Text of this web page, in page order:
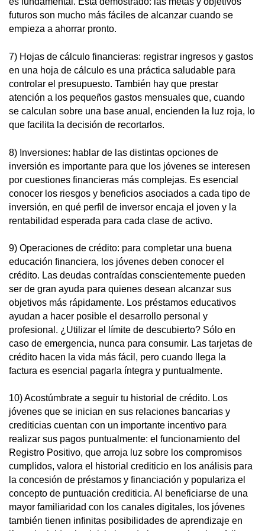
futuros son mucho más fáciles de alcanzar cuando se
empieza a ahorrar pronto.
7) Hojas de cálculo financieras: registrar ingresos y gastos
en una hoja de cálculo es una práctica saludable para
controlar el presupuesto. También hay que prestar
atención a los pequeños gastos mensuales que, cuando
se calculan sobre una base anual, encienden la luz roja, lo
que facilita la decisión de recortarlos.
8) Inversiones: hablar de las distintas opciones de
inversión es importante para que los jóvenes se interesen
por cuestiones financieras más complejas. Es esencial
conocer los riesgos y beneficios asociados a cada tipo de
inversión, en qué perfil de inversor encaja el joven y la
rentabilidad esperada para cada clase de activo.
9) Operaciones de crédito: para completar una buena
educación financiera, los jóvenes deben conocer el
crédito. Las deudas contraídas conscientemente pueden
ser de gran ayuda para quienes desean alcanzar sus
objetivos más rápidamente. Los préstamos educativos
ayudan a hacer posible el desarrollo personal y
profesional. ¿Utilizar el límite de descubierto? Sólo en
caso de emergencia, nunca para consumir. Las tarjetas de
crédito hacen la vida más fácil, pero cuando llega la
factura es esencial pagarla íntegra y puntualmente.
10) Acostúmbrate a seguir tu historial de crédito. Los
jóvenes que se inician en sus relaciones bancarias y
crediticias cuentan con un importante incentivo para
realizar sus pagos puntualmente: el funcionamiento del
Registro Positivo, que arroja luz sobre los compromisos
cumplidos, valora el historial crediticio en los análisis para
la concesión de préstamos y financiación y populariza el
concepto de puntuación crediticia. Al beneficiarse de una
mayor familiaridad con los canales digitales, los jóvenes
también tienen infinitas posibilidades de aprendizaje en